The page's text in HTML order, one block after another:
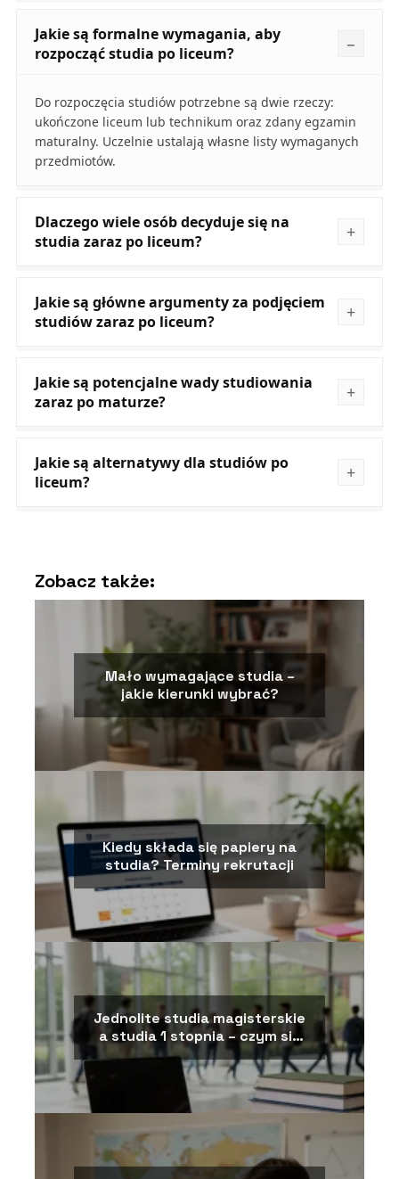
Jakie są formalne wymagania, aby
rozpocząć studia po liceum?
Do rozpoczęcia studiów potrzebne są dwie rzeczy:
ukończone liceum lub technikum oraz zdany egzamin
maturalny. Uczelnie ustalają własne listy wymaganych
przedmiotów.
Dlaczego wiele osób decyduje się na
studia zaraz po liceum?
Jakie są główne argumenty za podjęciem
studiów zaraz po liceum?
Jakie są potencjalne wady studiowania
zaraz po maturze?
Jakie są alternatywy dla studiów po
liceum?
Zobacz także:
Mało wymagające studia –
jakie kierunki wybrać?
Kiedy składa się papiery na
studia? Terminy rekrutacji
Jednolite studia magisterskie
a studia 1 stopnia – czym się
różnią?